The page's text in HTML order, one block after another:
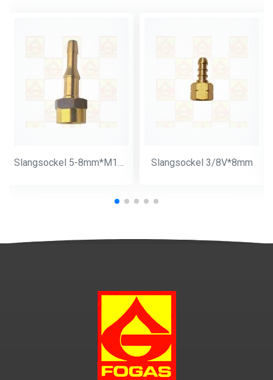
Slangsockel 5-8mm*M14*1 Slangsockel 3/8V*8mm